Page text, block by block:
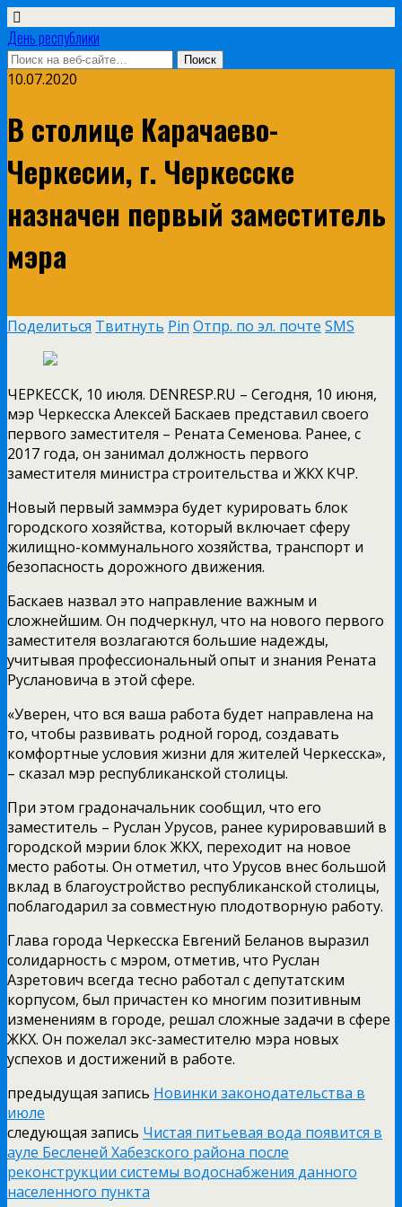
День республики
10.07.2020
В столице Карачаево-
Черкесии, г. Черкесске
назначен первый заместитель
мэра
Поделиться Твитнуть Pin Отпр. по эл. почте SMS
ЧЕРКЕССК, 10 июля. DENRESP.RU – Сегодня, 10 июня,
мэр Черкесска Алексей Баскаев представил своего
первого заместителя – Рената Семенова. Ранее, с
2017 года, он занимал должность первого
заместителя министра строительства и ЖКХ КЧР.
Новый первый заммэра будет курировать блок
городского хозяйства, который включает сферу
жилищно-коммунального хозяйства, транспорт и
безопасность дорожного движения.
Баскаев назвал это направление важным и
сложнейшим. Он подчеркнул, что на нового первого
заместителя возлагаются большие надежды,
учитывая профессиональный опыт и знания Рената
Руслановича в этой сфере.
«Уверен, что вся ваша работа будет направлена на
то, чтобы развивать родной город, создавать
комфортные условия жизни для жителей Черкесска»,
– сказал мэр республиканской столицы.
При этом градоначальник сообщил, что его
заместитель – Руслан Урусов, ранее курировавший в
городской мэрии блок ЖКХ, переходит на новое
место работы. Он отметил, что Урусов внес большой
вклад в благоустройство республиканской столицы,
поблагодарил за совместную плодотворную работу.
Глава города Черкесска Евгений Беланов выразил
солидарность с мэром, отметив, что Руслан
Азретович всегда тесно работал с депутатским
корпусом, был причастен ко многим позитивным
изменениям в городе, решал сложные задачи в сфере
ЖКХ. Он пожелал экс-заместителю мэра новых
успехов и достижений в работе.
предыдущая запись Новинки законодательства в
июле
следующая запись Чистая питьевая вода появится в
ауле Бесленей Хабезского района после
реконструкции системы водоснабжения данного
населенного пункта